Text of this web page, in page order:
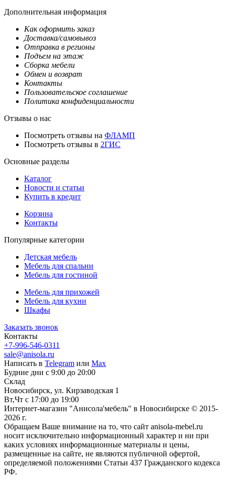
Дополнительная информация
Как оформить заказ
Доставка/самовывоз
Отправка в регионы
Подъем на этаж
Сборка мебели
Обмен и возврат
Контакты
Пользовательское соглашение
Политика конфиденциальности
Отзывы о нас
Посмотреть отзывы на ФЛАМП
Посмотреть отзывы в 2ГИС
Основные разделы
Каталог
Новости и статьи
Купить в кредит
Корзина
Контакты
Популярные категории
Детская мебель
Мебель для спальни
Мебель для гостиной
Мебель для прихожей
Мебель для кухни
Шкафы
Заказать звонок
Контакты
+7-996-546-0311
sale@anisola.ru
Написать в Telegram или Max
Будние дни с 9:00 до 20:00
Склад
Новосибирск, ул. Кирзаводская 1
Вт,Чт с 17:00 до 19:00
Интернет-магазин "Анисола'мебель" в Новосибирске © 2015-
2026 г.
Обращаем Ваше внимание на то, что сайт anisola-mebel.ru
носит исключительно информационный характер и ни при
каких условиях информационные материалы и цены,
размещенные на сайте, не являются публичной офертой,
определяемой положениями Статьи 437 Гражданского кодекса
РФ.